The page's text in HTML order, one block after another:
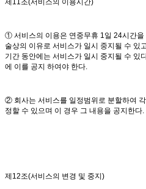
① 서비스의 이용은 연중무휴 1일 24시간
술상의 이유로 서비스가 일시 중지될 수 있
기간 동안에는 서비스가 일시 중지될 수 있
에 이를 공지 하여야 한다.
② 회사는 서비스를 일정범위로 분할하여
정할 수 있으며 이 경우 그 내용을 공지한다.
제12조(서비스의 변경 및 중지)